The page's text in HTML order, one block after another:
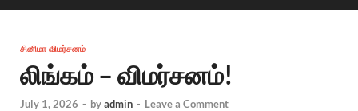
சினிமா விமர்சனம்
லிங்கம் – விமர்சனம்!
July 1, 2026 - byadmin - Leave a Comment